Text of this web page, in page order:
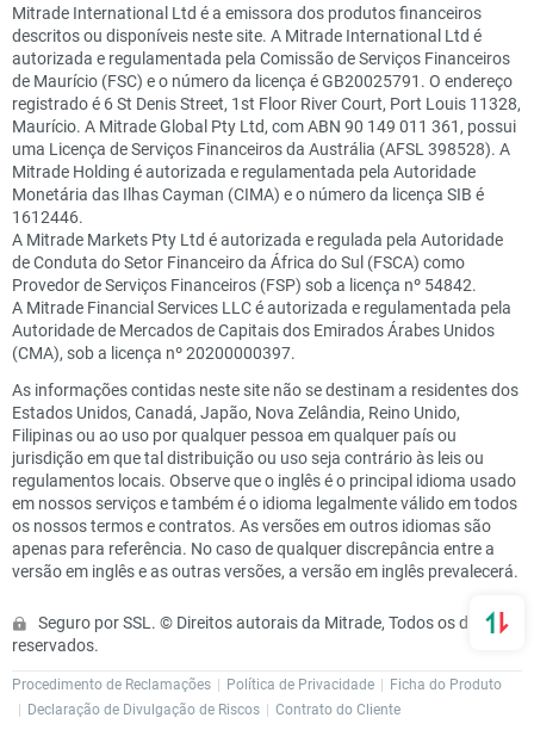
Mitrade International Ltd é a emissora dos produtos financeiros
descritos ou disponíveis neste site. A Mitrade International Ltd é
autorizada e regulamentada pela Comissão de Serviços Financeiros
de Maurício (FSC) e o número da licença é GB20025791. O endereço
registrado é 6 St Denis Street, 1st Floor River Court, Port Louis 11328,
Maurício. A Mitrade Global Pty Ltd, com ABN 90 149 011 361, possui
uma Licença de Serviços Financeiros da Austrália (AFSL 398528). A
Mitrade Holding é autorizada e regulamentada pela Autoridade
Monetária das Ilhas Cayman (CIMA) e o número da licença SIB é
1612446.
A Mitrade Markets Pty Ltd é autorizada e regulada pela Autoridade
de Conduta do Setor Financeiro da África do Sul (FSCA) como
Provedor de Serviços Financeiros (FSP) sob a licença nº 54842.
A Mitrade Financial Services LLC é autorizada e regulamentada pela
Autoridade de Mercados de Capitais dos Emirados Árabes Unidos
(CMA), sob a licença nº 20200000397.
As informações contidas neste site não se destinam a residentes dos
Estados Unidos, Canadá, Japão, Nova Zelândia, Reino Unido,
Filipinas ou ao uso por qualquer pessoa em qualquer país ou
jurisdição em que tal distribuição ou uso seja contrário às leis ou
regulamentos locais. Observe que o inglês é o principal idioma usado
em nossos serviços e também é o idioma legalmente válido em todos
os nossos termos e contratos. As versões em outros idiomas são
apenas para referência. No caso de qualquer discrepância entre a
versão em inglês e as outras versões, a versão em inglês prevalecerá.
Seguro por SSL. © Direitos autorais da Mitrade, Todos os direitos
reservados.
Procedimento de Reclamações Política de Privacidade
Ficha do Produto
Declaração de Divulgação de Riscos
Contrato do Cliente